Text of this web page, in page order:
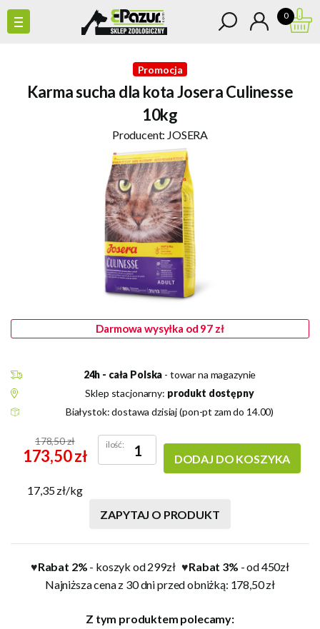
0
Promocja
Karma sucha dla kota Josera Culinesse
10kg
Producent: JOSERA
Darmowa wysyłka od 97 zł
24h - cała Polska - towar na magazynie
Sklep stacjonarny: produkt dostępny
Białystok: dostawa dzisiaj (pon-pt zam do 14.00)
178,50 zł
173,50 zł
17,35 zł/kg
ilość:
DODAJ DO KOSZYKA
ZAPYTAJ O PRODUKT
♥Rabat 2% - koszyk od 299zł♥Rabat 3% - od 450zł
Najniższa cena z 30 dni przed obniżką: 178,50 zł
Z tym produktem polecamy: